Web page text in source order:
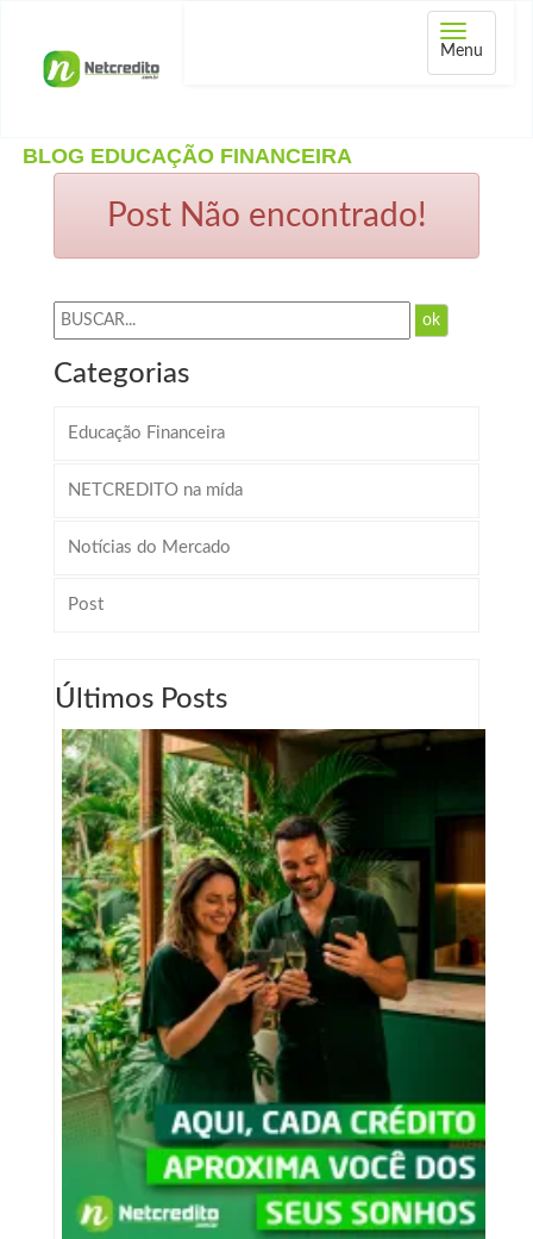
Abrir
menu
Menu
BLOG EDUCAÇÃO FINANCEIRA
Post Não encontrado!
ok
Categorias
Educação Financeira
NETCREDITO na mída
Notícias do Mercado
Post
Últimos Posts